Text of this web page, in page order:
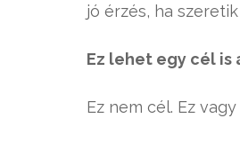
jó érzés, ha
Ez lehet egy cél is
Ez nem cél. Ez